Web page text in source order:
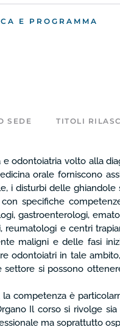
E PROGRAMMA
SEDE TITOLI
odontoiatria volto alla
orale forniscono
disturbi delle
specifiche
gastroenterologi,
reumatologi e centri
maligni e delle fasi
odontoiatri in tale
si possono
competenza è
Il corso si rivolge
ma soprattutto